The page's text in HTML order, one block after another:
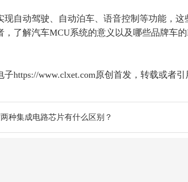
现自动驾驶、自动泊车、语音控制等功能，
，了解汽车MCU系统的意义以及哪些品牌车
子https://www.clxet.com原创首发，转载或者
种集成电路芯片有什么区别？